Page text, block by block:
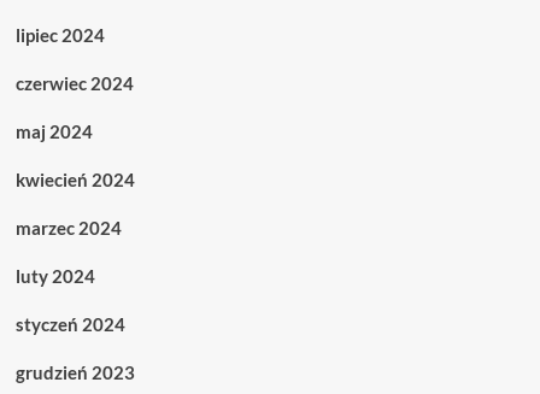
lipiec 2024
czerwiec 2024
maj 2024
kwiecień 2024
marzec 2024
luty 2024
styczeń 2024
grudzień 2023